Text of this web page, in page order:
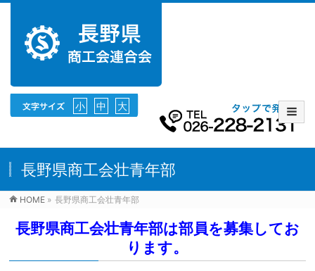
小 中 大
長野県商工会壮青年部
HOME » 長野県商工会壮青年部
長野県商工会壮青年部は部員を募集してお
ります。